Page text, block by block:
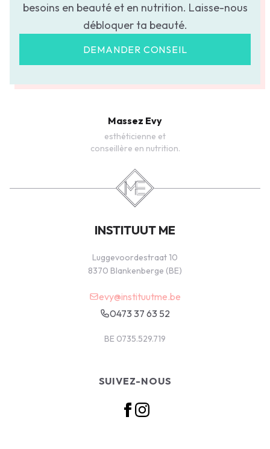
besoins en beauté et en nutrition. Laisse-nous
débloquer ta beauté.
DEMANDER CONSEIL
Massez Evy
esthéticienne et
conseillère en nutrition.
INSTITUUT ME
Luggevoordestraat 10
8370 Blankenberge (BE)
evy@instituutme.be
0473 37 63 52
BE 0735.529.719
SUIVEZ-NOUS